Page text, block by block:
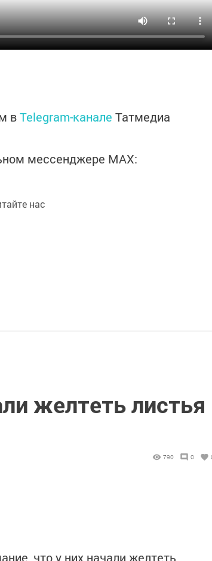
вTelegram-канале Татмедиа
мессенджере MАХ:
нас
желтеть листья
790 0
что у них начали желтеть